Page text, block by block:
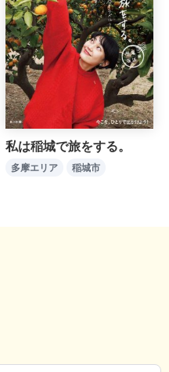
私は稲城で旅をする。
多摩エリア 稲城市